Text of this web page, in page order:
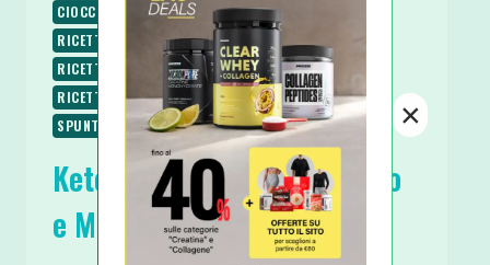
CIOCCOLATO PIATTI FREDDI
PIATTI VELOCI
RICETTE
RICETTE CHETOGENICHE
RICETTE LOW CARB
RICETTE SENZA COTTURA
RICETTE SENZA GLUTINE
RICETTE VEGETARIANE
SPUNTINI E SNACKS
Keto Mini Cheesecake Cacao
e Mascarpone
×